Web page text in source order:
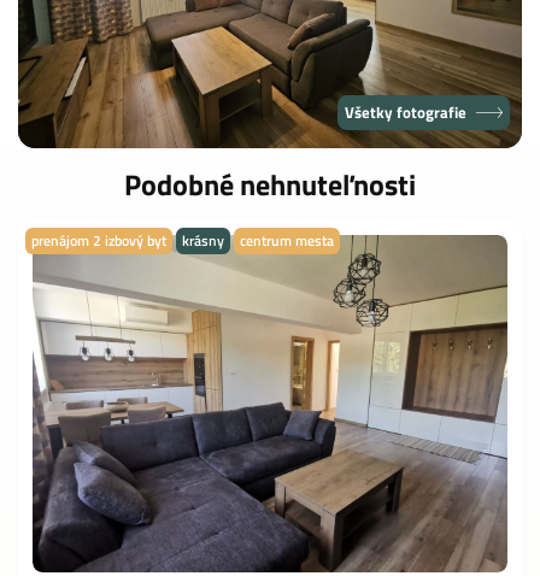
Všetky fotografie
Podobné nehnuteľnosti
prenájom 2 izbový byt krásny centrum mesta